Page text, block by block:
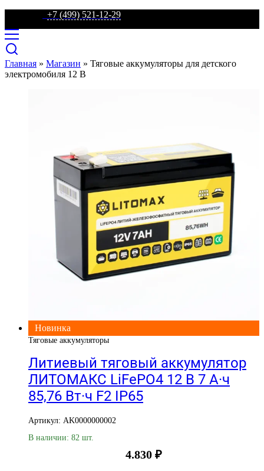
+7 (499) 521-12-29
Главная » Магазин » Тяговые аккумуляторы для детского
электромобиля 12 В
Новинка
Тяговые аккумуляторы
Литиевый тяговый аккумулятор
ЛИТОМАКС LiFePO4 12 В 7 А·ч
85,76 Вт·ч F2 IP65
Артикул: AK0000000002
В наличии: 82 шт.
4.830 ₽